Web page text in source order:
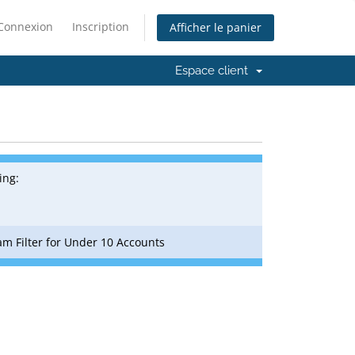
Inscription Afficher le panier
Espace client
Filter for Under 10 Accounts